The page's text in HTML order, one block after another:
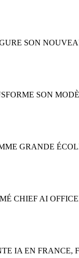
SON
SON
GRANDE
CHIEF AI
IA EN FRANCE,